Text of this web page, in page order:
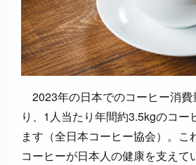
2023年の日本でのコーヒー消費
り、1人当たり年間約3.5kgのコー
ます（全日本コーヒー協会）。こ
コーヒーが日本人の健康を支えて